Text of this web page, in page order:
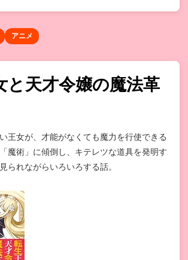
アニメ
と天才令嬢の魔法革
王女が、才能がなくても魔力を行使できる
魔術」に傾倒し、キテレツな道具を発明す
られながらいろいろする話。